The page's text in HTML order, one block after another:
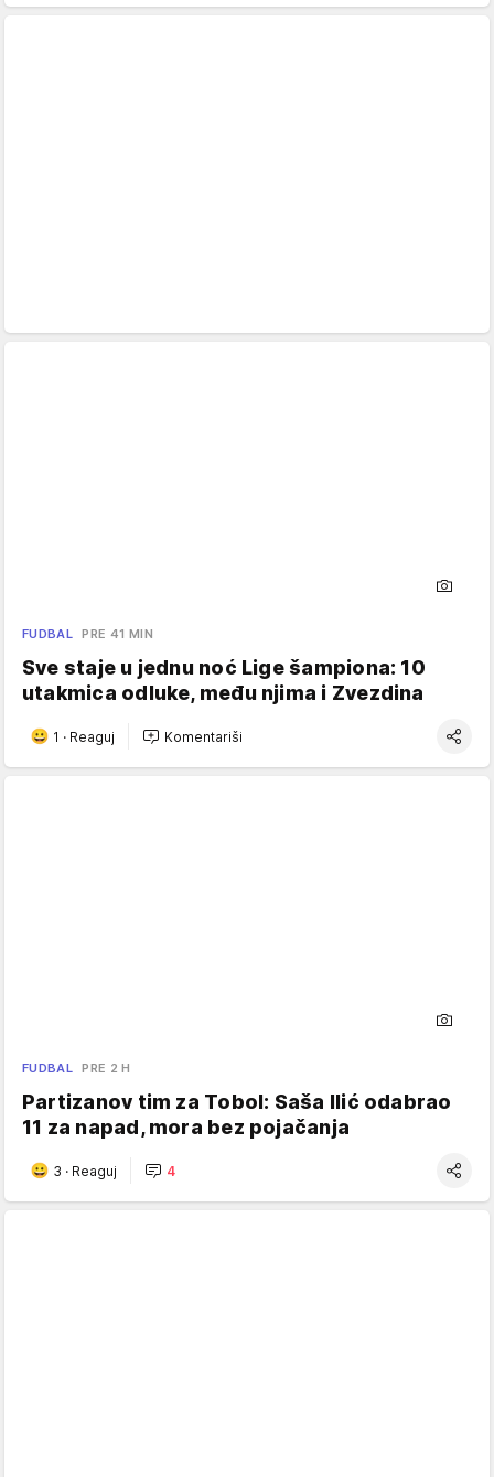
FUDBAL PRE 41 MIN
Sve staje u jednu noć Lige šampiona: 10
utakmica odluke, među njima i Zvezdina
1 · Reaguj Komentariši
FUDBAL PRE 2 H
Partizanov tim za Tobol: Saša Ilić odabrao
11 za napad, mora bez pojačanja
3 · Reaguj 4